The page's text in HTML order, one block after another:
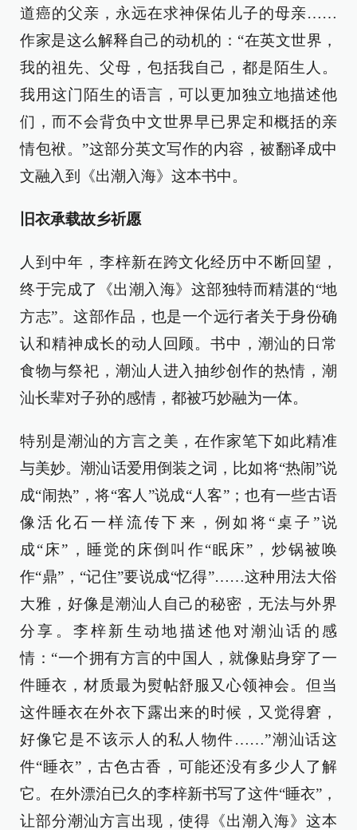
道癌的父亲，永远在求神保佑儿子的母亲……
作家是这么解释自己的动机的：“在英文世界，
我的祖先、父母，包括我自己，都是陌生人。
我用这门陌生的语言，可以更加独立地描述他
们，而不会背负中文世界早已界定和概括的亲
情包袱。”这部分英文写作的内容，被翻译成中
文融入到《出潮入海》这本书中。
旧衣承载故乡祈愿
人到中年，李梓新在跨文化经历中不断回望，
终于完成了《出潮入海》这部独特而精湛的“地
方志”。这部作品，也是一个远行者关于身份确
认和精神成长的动人回顾。书中，潮汕的日常
食物与祭祀，潮汕人进入抽纱创作的热情，潮
汕长辈对子孙的感情，都被巧妙融为一体。
特别是潮汕的方言之美，在作家笔下如此精准
与美妙。潮汕话爱用倒装之词，比如将“热闹”说
成“闹热”，将“客人”说成“人客”；也有一些古语
像活化石一样流传下来，例如将“桌子”说
成“床”，睡觉的床倒叫作“眠床”，炒锅被唤
作“鼎”，“记住”要说成“忆得”……这种用法大俗
大雅，好像是潮汕人自己的秘密，无法与外界
分享。李梓新生动地描述他对潮汕话的感
情：“一个拥有方言的中国人，就像贴身穿了一
件睡衣，材质最为熨帖舒服又心领神会。但当
这件睡衣在外衣下露出来的时候，又觉得窘，
好像它是不该示人的私人物件……”潮汕话这
件“睡衣”，古色古香，可能还没有多少人了解
它。在外漂泊已久的李梓新书写了这件“睡衣”，
让部分潮汕方言出现，使得《出潮入海》这本